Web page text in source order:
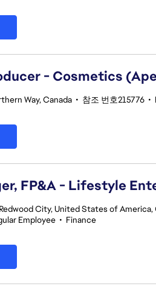
- Cosmetics
Way, Canada • 참조 번호215776 •
FP&A - Lifestyle
Redwood City, United States of America,
Employee • Finance